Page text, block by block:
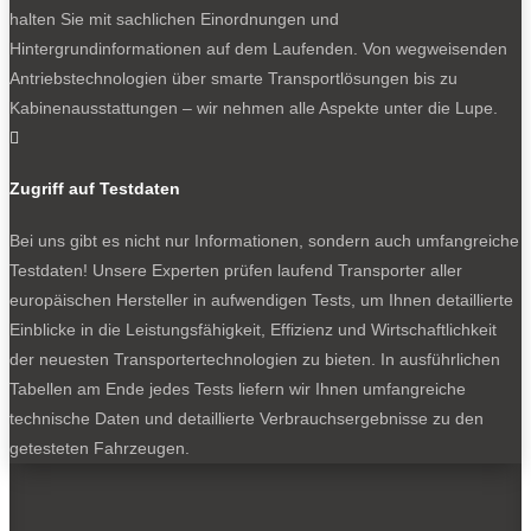
Sie wollen mehr zu Mercedes-Benz Van wissen?
Mercedes-Transporter: Absatz weiterhin im Minus
Mercedes VLE: der E-Van, der mehr verspricht
Experten-Test: der neue Mercedes eSprinter
Bleiben Sie auf dem Laufenden
Erhalten Sie die neuesten News und Hinweise auf
aktuelle Tests direkt in Ihren Posteingang
halten Sie mit sachlichen Einordnungen und
Hintergrundinformationen auf dem Laufenden. Von wegweisenden
Antriebstechnologien über smarte Transportlösungen bis zu
Kabinenausstattungen – wir nehmen alle Aspekte unter die Lupe.

Zugriff auf Testdaten
Bei uns gibt es nicht nur Informationen, sondern auch umfangreiche
Testdaten! Unsere Experten prüfen laufend Transporter aller
europäischen Hersteller in aufwendigen Tests, um Ihnen detaillierte
Einblicke in die Leistungsfähigkeit, Effizienz und Wirtschaftlichkeit
der neuesten Transportertechnologien zu bieten. In ausführlichen
Tabellen am Ende jedes Tests liefern wir Ihnen umfangreiche
technische Daten und detaillierte Verbrauchsergebnisse zu den
getesteten Fahrzeugen.